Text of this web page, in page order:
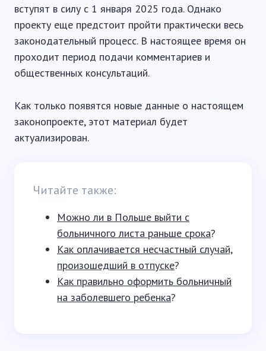
вступят в силу с 1 января 2025 года. Однако
проекту еще предстоит пройти практически весь
законодательный процесс. В настоящее время он
проходит период подачи комментариев и
общественных консультаций.
Как только появятся новые данные о настоящем
законопроекте, этот материал будет
актуализирован.
Читайте также:
Можно ли в Польше выйти с
больничного листа раньше срока?
Как оплачивается несчастный случай,
произошедший в отпуске?
Как правильно оформить больничный
на заболевшего ребенка?